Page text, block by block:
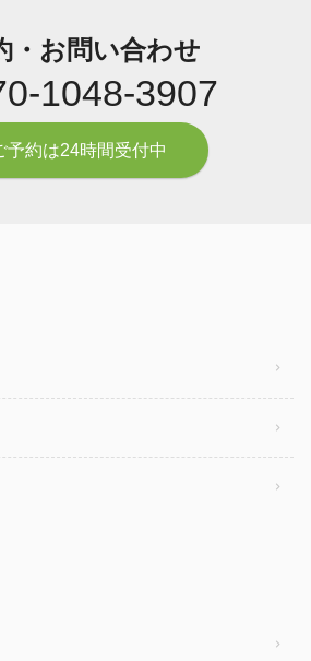
・お問い合わせ
1048-3907
予約は24時間受付中